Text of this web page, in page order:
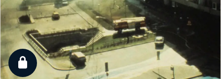
Låst reportage